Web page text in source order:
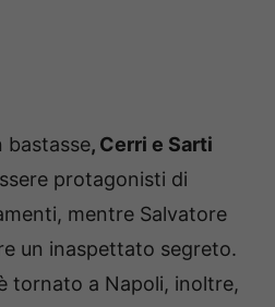
bastasse, Cerri e Sarti
protagonisti di
mentre Salvatore
un inaspettato segreto.
tornato a Napoli, inoltre,